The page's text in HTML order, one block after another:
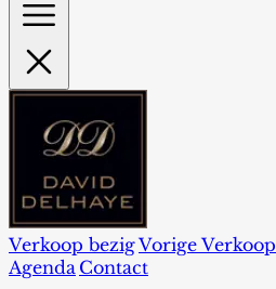
Verkoop bezigVorige Verkoop
Agenda Contact